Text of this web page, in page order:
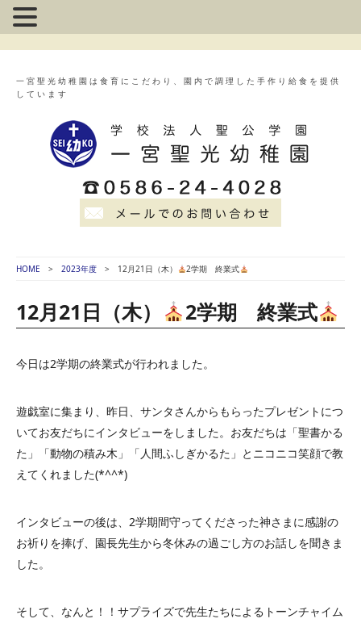
一宮聖光幼稚園は食育にこだわり、園内で調理した手作り給食を提供
しています
HOME 2023年度 12月21日（木） 2学期 終業式
12月21日（木） 2学期 終業式
今日は2学期の終業式が行われました。
遊戯室に集まり、昨日、サンタさんからもらったプレゼントにつ
いてお友だちにインタビューをしました。お友だちは「聖書かる
た」「動物の積み木」「人間ふしぎかるた」とニコニコ笑顔で教
えてくれました(*^^*)
インタビューの後は、2学期間守ってくださった神さまに感謝の
お祈りを捧げ、園長先生から冬休みの過ごし方のお話しを聞きま
した。
そして、なんと！！サプライズで先生たちによるトーンチャイム